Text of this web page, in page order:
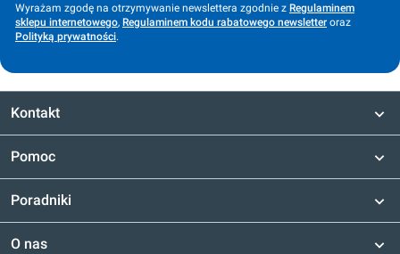
Wyrażam zgodę na otrzymywanie newslettera zgodnie z Regulaminem
sklepu internetowego, Regulaminem kodu rabatowego newsletter oraz
Polityką prywatności.
Kontakt
Pomoc
Poradniki
O nas